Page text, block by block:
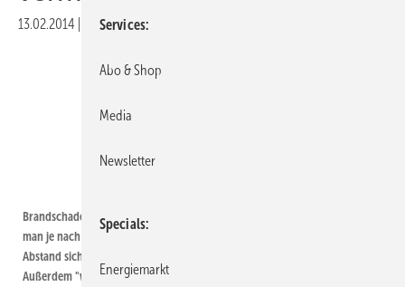
13.02.2014 Druckvorschau
Brandschaden PV Module auf Dach | "Wie bei jeder Elektroinstallation kann
man je nach Strahlart auch bei Photovoltaikanlagen aus ein bis fünf Meter
Abstand sicher löschen", urteilen die Experten von der Feuerwehr.
Außerdem "wurden durch flächendeckende Schulungsmaßnahmen bei
Services
Abo & Shop
Media
Newsletter
Specials
Energiemarkt